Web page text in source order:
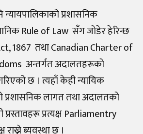
न्यायपालिकाको प्रशासनिक
Rule of Law सँग जोडेर हेरिन्छ
1867 तथा Canadian Charter of
अन्तर्गत अदालतहरूको
छ । त्यहाँ केही न्यायिक
लागत तथा अदालतको
प्रत्यक्ष Parliamentry
ब्यवस्था छ ।